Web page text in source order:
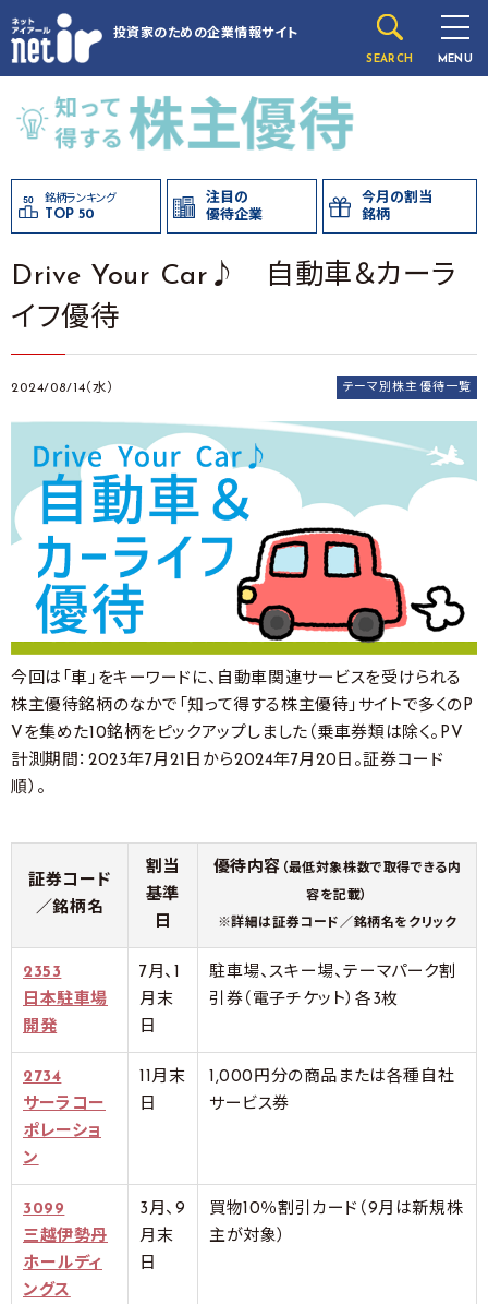
投資家のための企業情報サイト
SEARCH MENU
銘柄ランキング
TOP 50
注目の
優待企業
今月の割当
銘柄
Drive Your Car♪ 自動車＆カーラ
イフ優待
2024/08/14（水） テーマ別株主優待一覧
今回は「車」をキーワードに、自動車関連サービスを受けられる
株主優待銘柄のなかで「知って得する株主優待」サイトで多くのP
Vを集めた10銘柄をピックアップしました（乗車券類は除く。PV
計測期間：2023年7月21日から2024年7月20日。証券コード
順）。
証券コード
／銘柄名
割当
基準
日
優待内容 （最低対象株数で取得できる内
容を記載）
※詳細は証券コード／銘柄名をクリック
2353
日本駐車場
開発
7月、1
月末
日
駐車場、スキー場、テーマパーク割
引券（電子チケット）各3枚
2734
サーラコー
ポレーショ
ン
11月末
日
1,000円分の商品または各種自社
サービス券
3099
三越伊勢丹
ホールディ
ングス
3月、9
月末
日
買物10％割引カード（9月は新規株
主が対象）